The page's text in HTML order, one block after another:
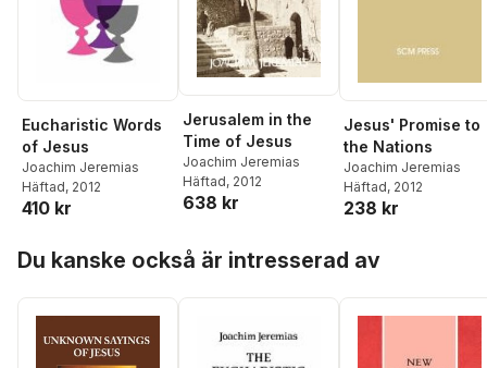
Eucharistic Words
of Jesus
Joachim Jeremias
Häftad, 2012
410 kr
Jerusalem in the
Time of Jesus
Joachim Jeremias
Häftad, 2012
638 kr
Jesus' Promise to
the Nations
Joachim Jeremias
Häftad, 2012
238 kr
Du kanske också är intresserad av